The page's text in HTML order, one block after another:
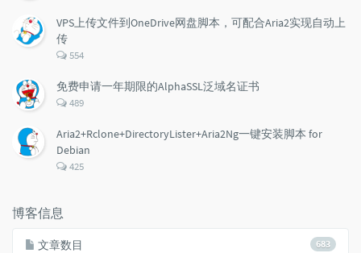
数：
VPS上传文件到OneDrive网盘脚本，可配合Aria2实现自动上
传
评
数：
554
免费申请一年期限的AlphaSSL泛域名证书
评
数：
489
Aria2+Rclone+DirectoryLister+Aria2Ng一键安装脚本 for
Debian
评
425
博客信息
683
文章数目